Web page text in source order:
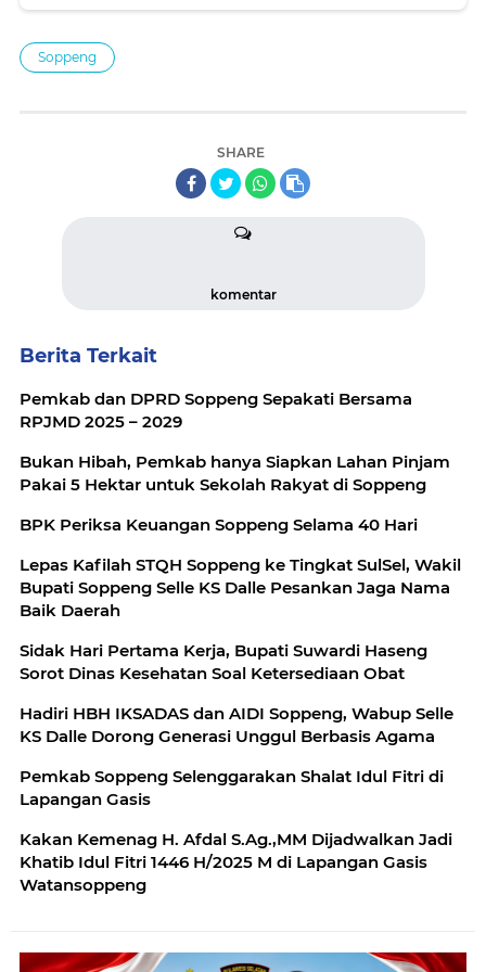
Soppeng
SHARE
komentar
Berita Terkait
Pemkab dan DPRD Soppeng Sepakati Bersama
RPJMD 2025 – 2029
Bukan Hibah, Pemkab hanya Siapkan Lahan Pinjam
Pakai 5 Hektar untuk Sekolah Rakyat di Soppeng
BPK Periksa Keuangan Soppeng Selama 40 Hari
Lepas Kafilah STQH Soppeng ke Tingkat SulSel, Wakil
Bupati Soppeng Selle KS Dalle Pesankan Jaga Nama
Baik Daerah
Sidak Hari Pertama Kerja, Bupati Suwardi Haseng
Sorot Dinas Kesehatan Soal Ketersediaan Obat
Hadiri HBH IKSADAS dan AIDI Soppeng, Wabup Selle
KS Dalle Dorong Generasi Unggul Berbasis Agama
Pemkab Soppeng Selenggarakan Shalat Idul Fitri di
Lapangan Gasis
Kakan Kemenag H. Afdal S.Ag.,MM Dijadwalkan Jadi
Khatib Idul Fitri 1446 H/2025 M di Lapangan Gasis
Watansoppeng